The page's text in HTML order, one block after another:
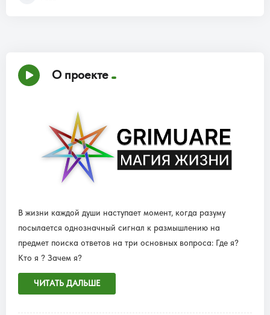
О проекте
В жизни каждой души наступает момент, когда разуму
посылается однозначный сигнал к размышлению на
предмет поиска ответов на три основных вопроса: Где я?
Кто я ? Зачем я?
ЧИТАТЬ ДАЛЬШЕ